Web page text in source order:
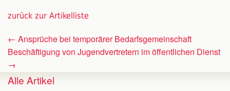
zurück zur Artikelliste
← Ansprüche bei temporärer Bedarfsgemeinschaft
Beschäftigung von Jugendvertretern im öffentlichen Dienst
→
Alle Artikel